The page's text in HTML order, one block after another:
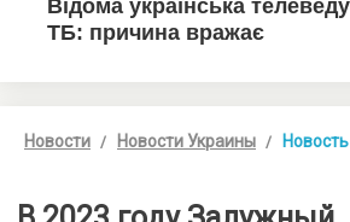
Новости Новости Украины Новость